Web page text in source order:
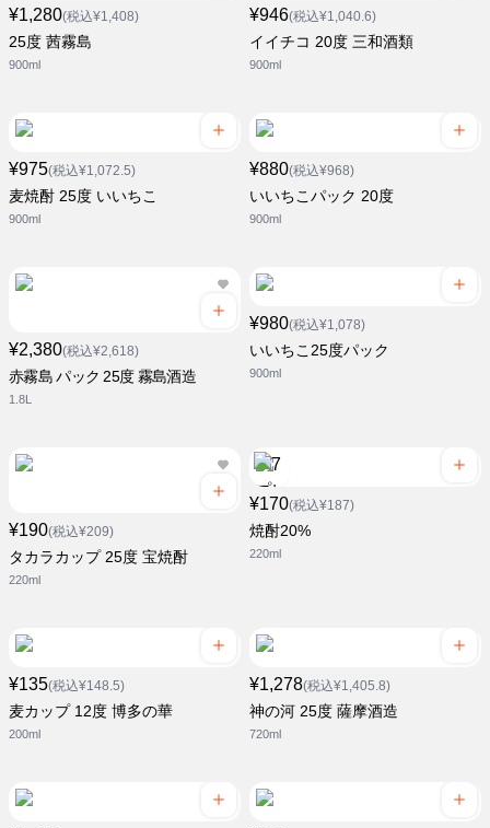
¥1,280(税込¥1,408)
25度 茜霧島
900ml
¥946(税込¥1,040.6)
イイチコ 20度 三和酒類
900ml
¥975(税込¥1,072.5)
麦焼酎 25度 いいちこ
900ml
¥880(税込¥968)
いいちこパック 20度
900ml
¥2,380(税込¥2,618)
赤霧島 パック 25度 霧島酒造
1.8L
¥980(税込¥1,078)
いいちこ25度パック
900ml
¥190(税込¥209)
タカラカップ 25度 宝焼酎
220ml
¥170(税込¥187)
焼酎20%
220ml
¥135(税込¥148.5)
麦カップ 12度 博多の華
200ml
¥1,278(税込¥1,405.8)
神の河 25度 薩摩酒造
720ml